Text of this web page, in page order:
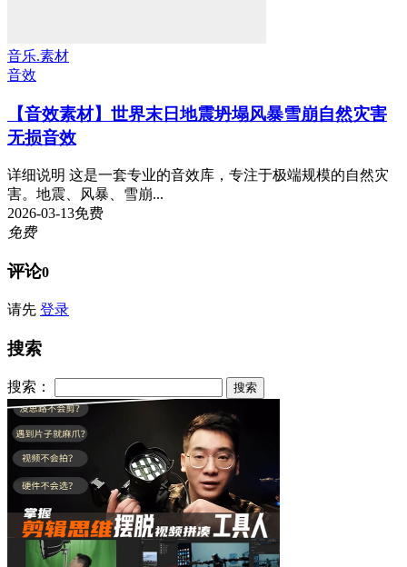
音乐.素材
音效
【音效素材】世界末日地震坍塌风暴雪崩自然灾害
无损音效
详细说明 这是一套专业的音效库，专注于极端规模的自然灾
害。地震、风暴、雪崩...
2026-03-13免费
免费
评论0
请先 登录
搜索
搜索：